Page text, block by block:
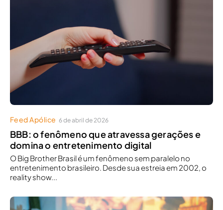
Feed Apólice 6 de abril de 2026
BBB: o fenômeno que atravessa gerações e
domina o entretenimento digital
O Big Brother Brasil é um fenômeno sem paralelo no
entretenimento brasileiro. Desde sua estreia em 2002, o
reality show...